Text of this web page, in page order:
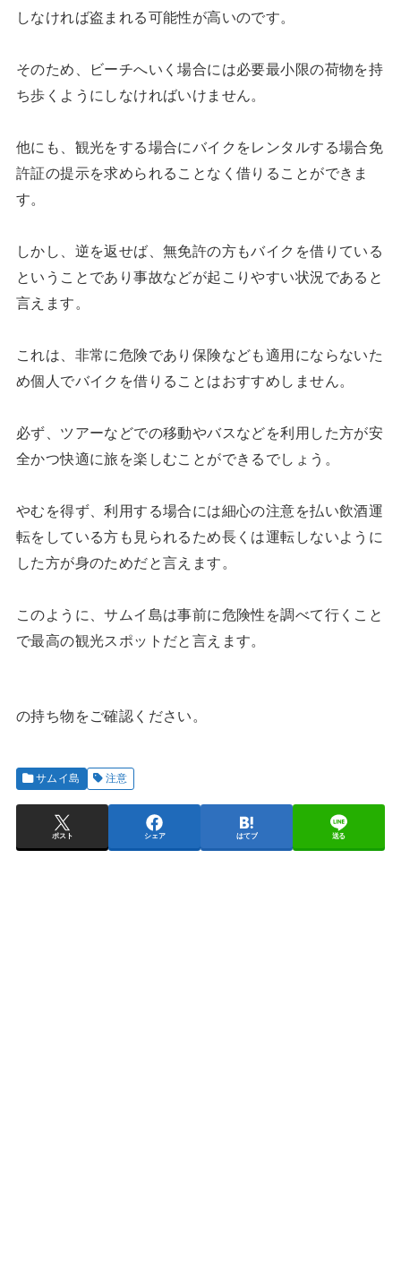
しなければ盗まれる可能性が高いのです。
そのため、ビーチへいく場合には必要最小限の荷物を持
ち歩くようにしなければいけません。
他にも、観光をする場合にバイクをレンタルする場合免
許証の提示を求められることなく借りることができま
す。
しかし、逆を返せば、無免許の方もバイクを借りている
ということであり事故などが起こりやすい状況であると
言えます。
これは、非常に危険であり保険なども適用にならないた
め個人でバイクを借りることはおすすめしません。
必ず、ツアーなどでの移動やバスなどを利用した方が安
全かつ快適に旅を楽しむことができるでしょう。
やむを得ず、利用する場合には細心の注意を払い飲酒運
転をしている方も見られるため長くは運転しないように
した方が身のためだと言えます。
このように、サムイ島は事前に危険性を調べて行くこと
で最高の観光スポットだと言えます。
の持ち物をご確認ください。
サムイ島 注意
ポスト シェア はてブ 送る